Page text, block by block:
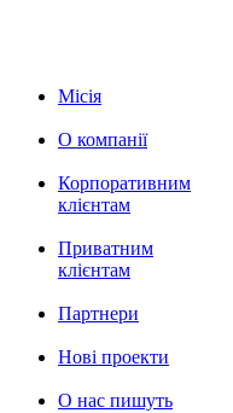
Місія
О компанії
Корпоративним
клієнтам
Приватним
клієнтам
Партнери
Нові проекти
О нас пишуть